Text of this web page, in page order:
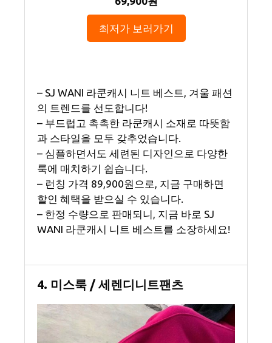
최저가 보러가기
– SJ WANI 라쿤캐시 니트 베스트, 겨울 패션
의 트렌드를 선도합니다!
– 부드럽고 촉촉한 라쿤캐시 소재로 따뜻함
과 스타일을 모두 갖추었습니다.
– 심플하면서도 세련된 디자인으로 다양한
룩에 매치하기 쉽습니다.
– 런칭 가격 89,900원으로, 지금 구매하면
할인 혜택을 받으실 수 있습니다.
– 한정 수량으로 판매되니, 지금 바로 SJ
WANI 라쿤캐시 니트 베스트를 소장하세요!
4. 미스룩 / 세렌디니트팬츠